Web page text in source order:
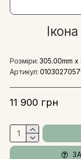
11 900 грн
Розміри: 305.00mm x
Артикул: